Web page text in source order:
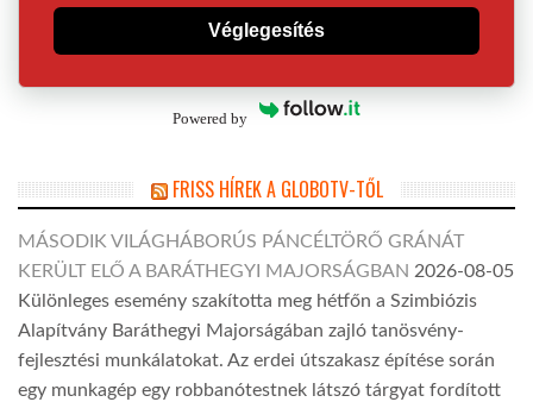
Véglegesítés
Powered by
FRISS HÍREK A GLOBOTV-TŐL
MÁSODIK VILÁGHÁBORÚS PÁNCÉLTÖRŐ GRÁNÁT
KERÜLT ELŐ A BARÁTHEGYI MAJORSÁGBAN 2026-08-05
Különleges esemény szakította meg hétfőn a Szimbiózis
Alapítvány Baráthegyi Majorságában zajló tanösvény-
fejlesztési munkálatokat. Az erdei útszakasz építése során
egy munkagép egy robbanótestnek látszó tárgyat fordított